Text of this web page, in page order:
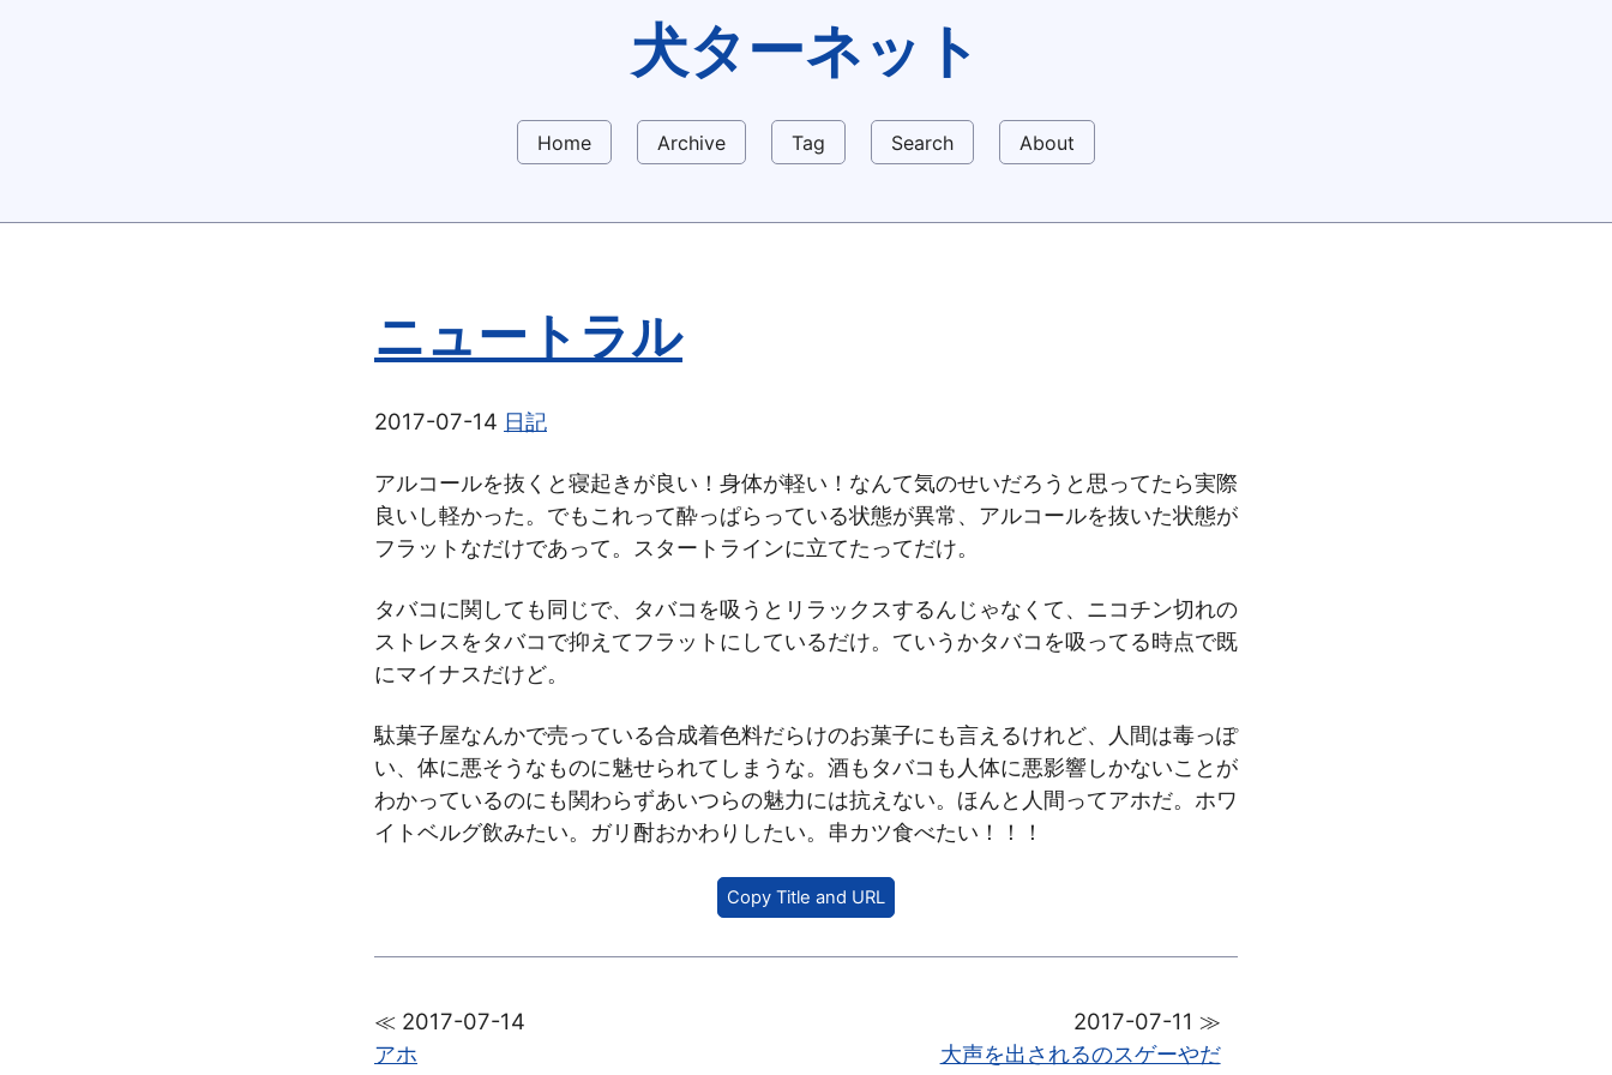
犬ターネット
Home Archive Tag Search About
ニュートラル
2017-07-14 日記
アルコールを抜くと寝起きが良い！身体が軽い！なんて気のせいだろうと思ってたら実際
良いし軽かった。でもこれって酔っぱらっている状態が異常、アルコールを抜いた状態が
フラットなだけであって。スタートラインに立てたってだけ。
タバコに関しても同じで、タバコを吸うとリラックスするんじゃなくて、ニコチン切れの
ストレスをタバコで抑えてフラットにしているだけ。ていうかタバコを吸ってる時点で既
にマイナスだけど。
駄菓子屋なんかで売っている合成着色料だらけのお菓子にも言えるけれど、人間は毒っぽ
い、体に悪そうなものに魅せられてしまうな。酒もタバコも人体に悪影響しかないことが
わかっているのにも関わらずあいつらの魅力には抗えない。ほんと人間ってアホだ。ホワ
イトベルグ飲みたい。ガリ酎おかわりしたい。串カツ食べたい！！！
Copy Title and URL
≪ 2017-07-14
アホ
2017-07-11 ≫
大声を出されるのスゲーやだ